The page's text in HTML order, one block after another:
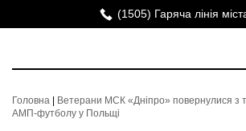
(1505) Гаряча лінія
Головна
Ветерани МСК «Дніпро» повернулися з
АМП-футболу у Польщі